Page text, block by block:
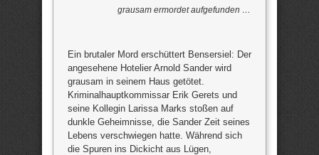
grausam ermordet aufgefunden …
Ein brutaler Mord erschüttert Bensersiel: Der
angesehene Hotelier Arnold Sander wird
grausam in seinem Haus getötet.
Kriminalhauptkommissar Erik Gerets und
seine Kollegin Larissa Marks stoßen auf
dunkle Geheimnisse, die Sander Zeit seines
Lebens verschwiegen hatte. Während sich
die Spuren ins Dickicht aus Lügen,